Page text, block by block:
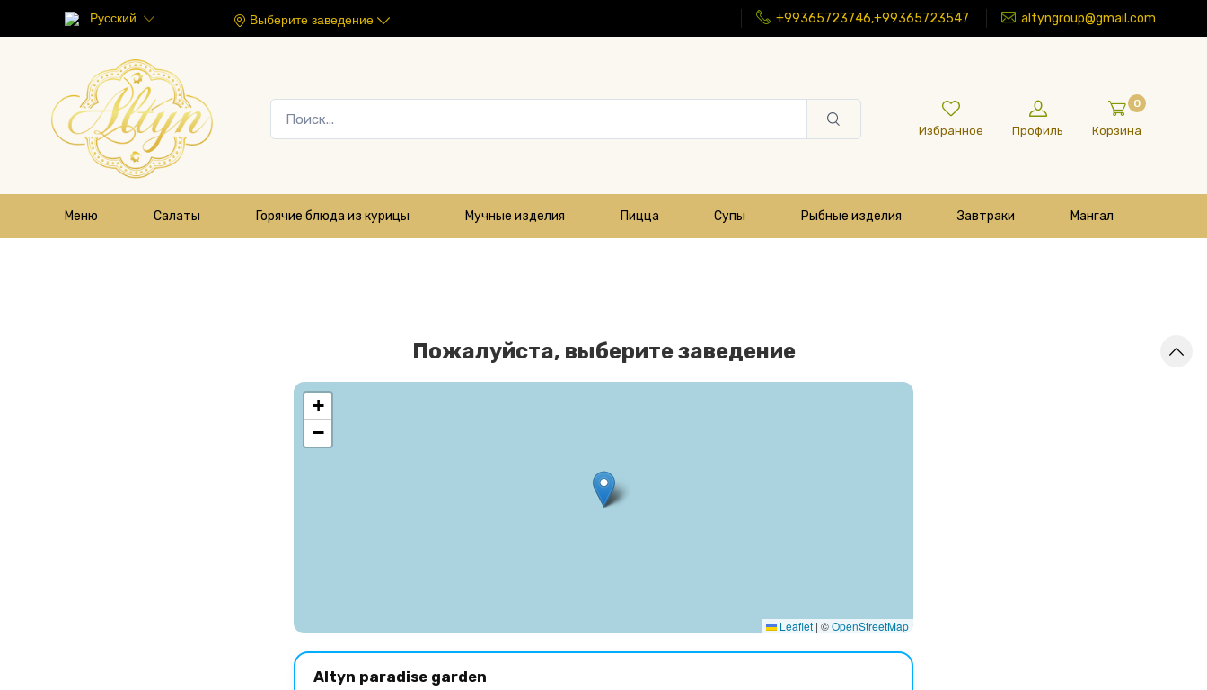
Русский Выберите заведение +99365723746,+99365723547 altyngroup@gmail.com
Избранное Профиль
0
Корзина
Меню Салаты Горячие блюда из курицы Мучные изделия Пицца Супы Рыбные изделия Завтраки Мангал
Пожалуйста, выберите заведение
+
−
Leaflet | ©OpenStreetMap
Altyn paradise garden